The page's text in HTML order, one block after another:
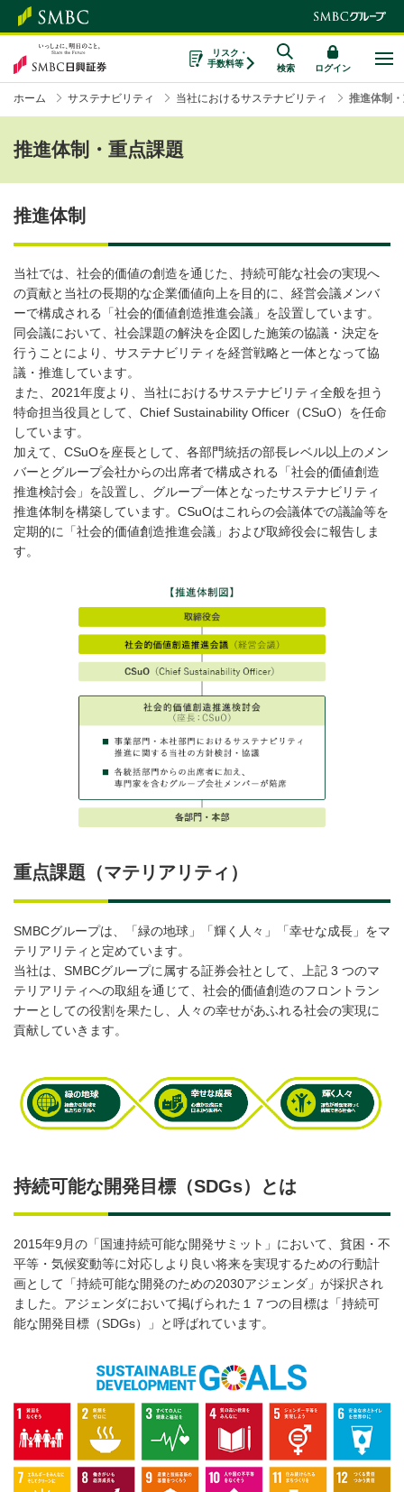
リスク・
手数料等
検索 ログイン
ホーム サステナビリティ 当社におけるサステナビリティ 推進体制
推進体制・重点課題
推進体制
当社では、社会的価値の創造を通じた、持続可能な社会の実現へ
の貢献と当社の長期的な企業価値向上を目的に、経営会議メンバ
ーで構成される「社会的価値創造推進会議」を設置しています。
同会議において、社会課題の解決を企図した施策の協議・決定を
行うことにより、サステナビリティを経営戦略と一体となって協
議・推進しています。
また、2021年度より、当社におけるサステナビリティ全般を担う
特命担当役員として、Chief Sustainability Officer（CSuO）を任命
しています。
加えて、CSuOを座長として、各部門統括の部長レベル以上のメン
バーとグループ会社からの出席者で構成される「社会的価値創造
推進検討会」を設置し、グループ一体となったサステナビリティ
推進体制を構築しています。CSuOはこれらの会議体での議論等を
定期的に「社会的価値創造推進会議」および取締役会に報告しま
す。
重点課題（マテリアリティ）
SMBCグループは、「緑の地球」「輝く人々」「幸せな成長」をマ
テリアリティと定めています。
当社は、SMBCグループに属する証券会社として、上記 3 つのマ
テリアリティへの取組を通じて、社会的価値創造のフロントラン
ナーとしての役割を果たし、人々の幸せがあふれる社会の実現に
貢献していきます。
持続可能な開発目標（SDGs）とは
2015年9月の「国連持続可能な開発サミット」において、貧困・不
平等・気候変動等に対応しより良い将来を実現するための行動計
画として「持続可能な開発のための2030アジェンダ」が採択され
ました。アジェンダにおいて掲げられた１７つの目標は「持続可
能な開発目標（SDGs）」と呼ばれています。